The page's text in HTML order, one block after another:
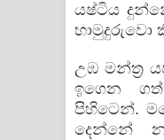
යෂ්ටිය
හාමුදුරුවො
උඹ මන්ත්‍ර
ඉගෙන
පිහිටෙන්.
දෙන්නේ